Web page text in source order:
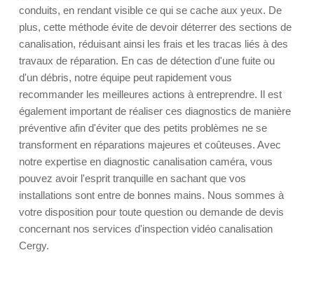
conduits, en rendant visible ce qui se cache aux yeux. De
plus, cette méthode évite de devoir déterrer des sections de
canalisation, réduisant ainsi les frais et les tracas liés à des
travaux de réparation. En cas de détection d'une fuite ou
d'un débris, notre équipe peut rapidement vous
recommander les meilleures actions à entreprendre. Il est
également important de réaliser ces diagnostics de manière
préventive afin d'éviter que des petits problèmes ne se
transforment en réparations majeures et coûteuses. Avec
notre expertise en diagnostic canalisation caméra, vous
pouvez avoir l'esprit tranquille en sachant que vos
installations sont entre de bonnes mains. Nous sommes à
votre disposition pour toute question ou demande de devis
concernant nos services d'inspection vidéo canalisation
Cergy.